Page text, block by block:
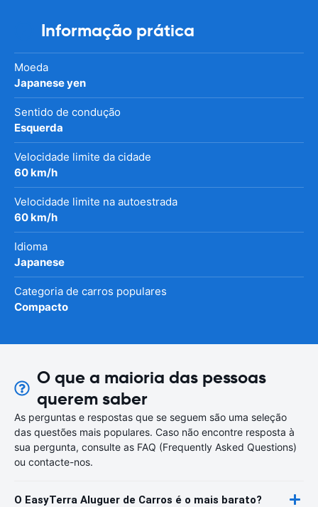
Informação prática
Moeda
Japanese yen
Sentido de condução
Esquerda
Velocidade limite da cidade
60 km/h
Velocidade limite na autoestrada
60 km/h
Idioma
Japanese
Categoria de carros populares
Compacto
O que a maioria das pessoas
querem saber
As perguntas e respostas que se seguem são uma seleção
das questões mais populares. Caso não encontre resposta à
sua pergunta, consulte as FAQ (Frequently Asked Questions)
ou contacte-nos.
O EasyTerra Aluguer de Carros é o mais barato?